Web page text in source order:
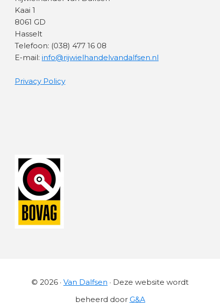
Kaai 1
8061 GD
Hasselt
Telefoon: (038) 477 16 08
E-mail: info@rijwielhandelvandalfsen.nl
Privacy Policy
© 2026 · Van Dalfsen · Deze website wordt
beheerd door G&A